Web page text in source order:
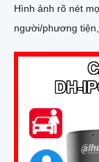
Hình ảnh rõ nét
người/phương